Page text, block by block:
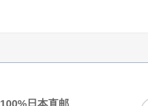
100%日本直邮